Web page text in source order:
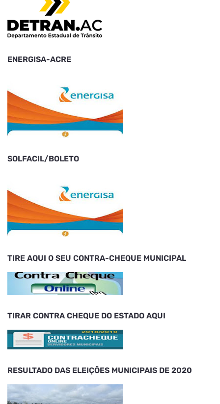
ENERGISA-ACRE
SOLFACIL/BOLETO
TIRE AQUI O SEU CONTRA-CHEQUE MUNICIPAL
TIRAR CONTRA CHEQUE DO ESTADO AQUI
RESULTADO DAS ELEIÇÕES MUNICIPAIS DE 2020